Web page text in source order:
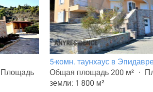
Площадь
5-комн. таунхаус в
Общая площадь 200 м²
земли: 1 800 м²